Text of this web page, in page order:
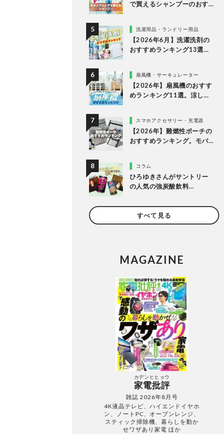
で買えるシャンプーのおす
比較洗濯用品・ランドリー用品
【2026年6月】洗濯洗剤の
おすすめランキング13選。
検証扇風機・サーキュレーター
【2026年】扇風機のおすす
めランキング11選。涼しい
スマホアクセサリー・充電器
【2026年】難燃性ポーチの
おすすめランキング。モバ
コラム
ひろゆきさんがサントリー
の人気の強炭酸飲料
シ リフレッシュショット」
を実飲して食レポ！
すべて見る
MAGAZINE
カデンヒヒョウ
家電批評
雑誌 2026年8月号
4K液晶テレビ、ハイエンドイヤホ
ン、ノートPC、オーブンレンジ、
スティック掃除機、暮らしを動か
せワザあり家電 ほか